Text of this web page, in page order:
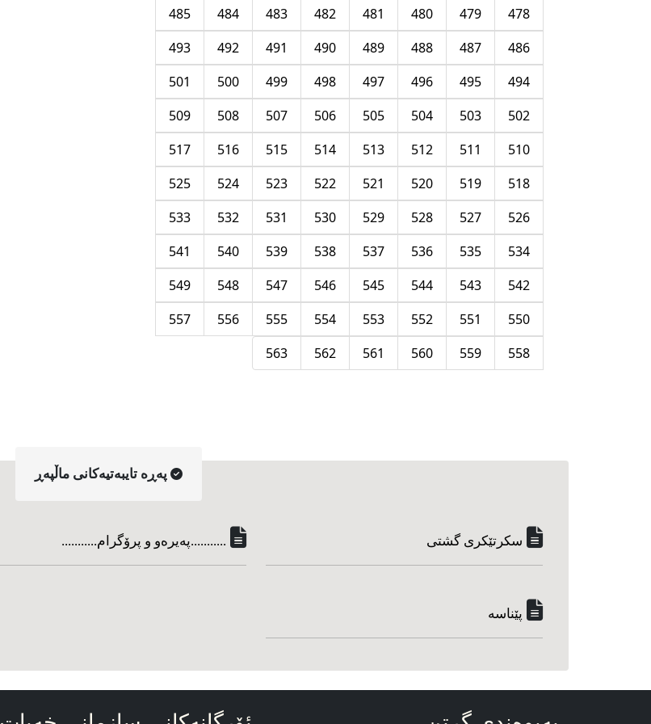
478
479
480
481
482
483
484
485
486
487
488
489
490
491
492
493
494
495
496
497
498
499
500
501
502
503
504
505
506
507
508
509
510
511
512
513
514
515
516
517
518
519
520
521
522
523
524
525
526
527
528
529
530
531
532
533
534
535
536
537
538
539
540
541
542
543
544
545
546
547
548
549
550
551
552
553
554
555
556
557
558
559
560
561
562
563
په‌ڕه‌ تایبه‌تیه‌کانی ماڵپه‌ڕ
سکرتێکری گشتی ...........په‌یره‌و و پرۆگرام...........
پێناسه‌